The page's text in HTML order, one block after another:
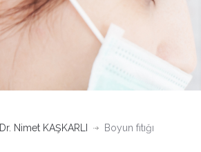
Dr. Nimet KAŞKARLI Boyun fıtığı